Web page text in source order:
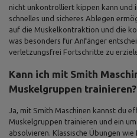
nicht unkontrolliert kippen kann
schnelles und sicheres Ablegen
auf die Muskelkontraktion und die
was besonders für Anfänger
verletzungsfrei Fortschritte zu
Kann ich mit Smith
Muskelgruppen trainieren?
Ja, mit Smith Maschinen kannst du
Muskelgruppen trainieren und ein
absolvieren. Klassische Übungen